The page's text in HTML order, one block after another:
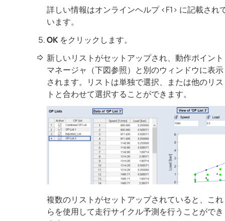
詳しい情報はオンラインヘルプ <F1> に記載され
います。
OKをクリックします。
新しいリストがセットアップされ、動作ポイント
マネージャ（下図参照）と別のウィンドウに表示
されます。リストは単独で選択、または他のリス
トと合わせて選択することができます。
複数のリストがセットアップされていると、これ
らを使用して走行サイクル予測を行うことができ